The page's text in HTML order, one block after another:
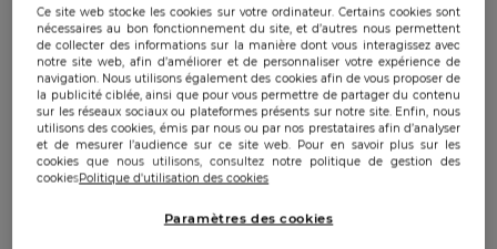
démocraties. Mais quelle que soit sa pertinence,
ce discours manque sa cible. Les néo-
conservateurs se réclament d’un «
exceptionnalisme » U.S. Ils ne cessent de
proclamer qu’ils veulent l’Empire (mais un
empire bienveillant qui ne cherche à s’emparer
d’aucun territoire ni à opprimer personne). Ou
défendre férocement leurs intérêts (mais que
Ce site web stocke les cookies sur votre ordinateur. Certains cookies sont
nécessaires au bon fonctionnement du site, et d’autres nous permettent
de collecter des informations sur la manière dont vous interagissez avec
notre site web, afin d’améliorer et de personnaliser votre expérience de
navigation. Nous utilisons également des cookies afin de vous proposer de
la publicité ciblée, ainsi que pour vous permettre de partager du contenu
sur les réseaux sociaux ou plateformes présents sur notre site. Enfin, nous
utilisons des cookies, émis par nous ou par nos prestataires afin d’analyser
et de mesurer l’audience sur ce site web. Pour en savoir plus sur les
cookies que nous utilisons, consultez notre politique de gestion des
cookiesPolitique d'utilisation des cookies
Paramètres des cookies